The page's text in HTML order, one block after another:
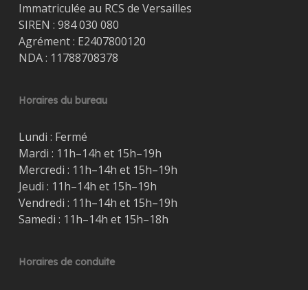
Immatriculée au RCS de Versailles
SIREN : 984 030 080
Agrément : E2407800120
NDA : 11788708378
Horaires du bureau
Lundi : Fermé
Mardi : 11h–14h et 15h–19h
Mercredi : 11h–14h et 15h–19h
Jeudi : 11h–14h et 15h–19h
Vendredi : 11h–14h et 15h–19h
Samedi : 11h–14h et 15h–18h
Horaires de conduite